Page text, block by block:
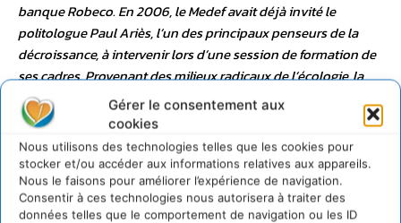
Gérer le consentement aux
cookies
Nous utilisons des technologies telles que les cookies pour
stocker et/ou accéder aux informations relatives aux appareils.
Nous le faisons pour améliorer l’expérience de navigation.
Consentir à ces technologies nous autorisera à traiter des
données telles que le comportement de navigation ou les ID
banque Robeco. En 2006, le Medef avait déjà invité le
politologue Paul Ariès, l’un des principaux penseurs de la
décroissance, à intervenir lors d’une session de formation de
ses cadres. Provenant des milieux radicaux de l’écologie, la
décroissance a progressivement bousculé les Verts et la
gauche antiproductiviste, aiguisé la curiosité des socialistes
(qui en ont parlé lors de leur dernière université d’été) et des
communistes, révulsé la droite et inspiré Alain de Benoist, un
des penseurs de la « Nouvelle Droite ». Elle interpelle
désormais le coeur du pouvoir économique.